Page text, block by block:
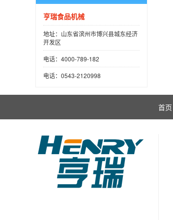
亨瑞食品机械
地址：山东省滨州市博兴县城东经济
开发区
电话：4000-789-182
电话：0543-2120998
首页